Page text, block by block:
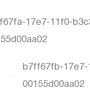
17e7-11f0-
b7ff67fb-17e7-
00155d00aa02